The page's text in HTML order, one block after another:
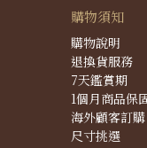
購物須知
購物說明
退換貨服務
7天鑑賞期
1個月商品保
海外顧客訂購
尺寸挑選